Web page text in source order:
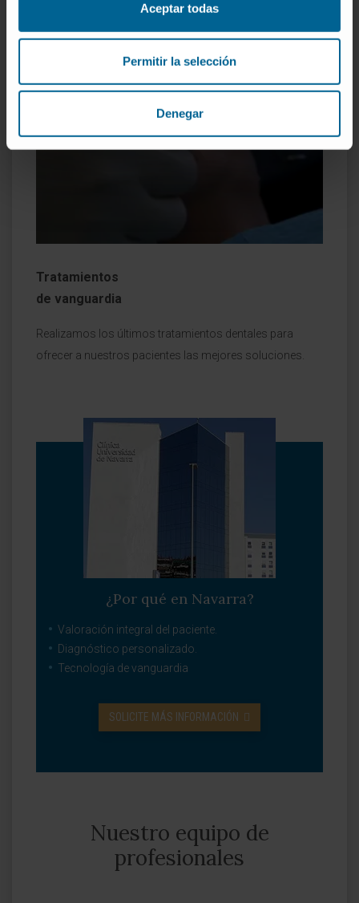
Aceptar todas
Permitir la selección
Denegar
Tratamientos
de vanguardia
Realizamos los últimos tratamientos dentales para
ofrecer a nuestros pacientes las mejores soluciones.
¿Por qué en Navarra?
Valoración integral del paciente.
Diagnóstico personalizado.
Tecnología de vanguardia
SOLICITE MÁS INFORMACIÓN
Nuestro equipo de
profesionales